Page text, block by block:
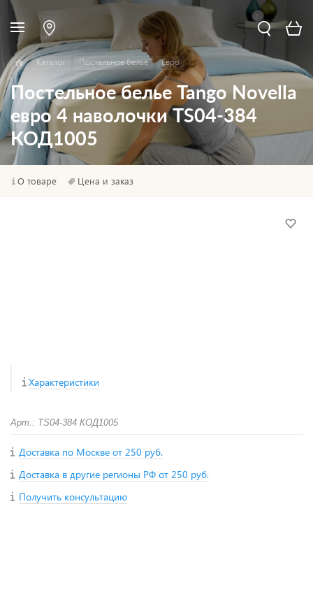
Каталог Постельное белье Евро
Постельное белье Tango Novella
евро 4 наволочки TS04-384
КОД1005
О товаре Цена и заказ
Характеристики
Арт.: TS04-384 КОД1005
Доставка по Москве от 250 руб.
Доставка в другие регионы РФ от 250 руб.
Получить консультацию